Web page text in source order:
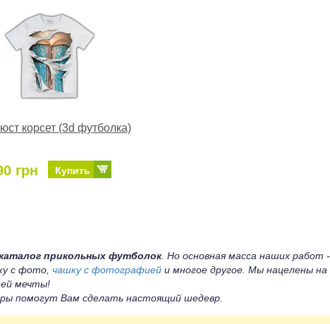
корсет (3d футболка)
грн Купить
прикольных футболок. Но основная масса наших работ -
с фото, чашку с фотографиейи многое другое. Мы нацелены на
мечты!
помогут Вам сделать настоящий шедевр.